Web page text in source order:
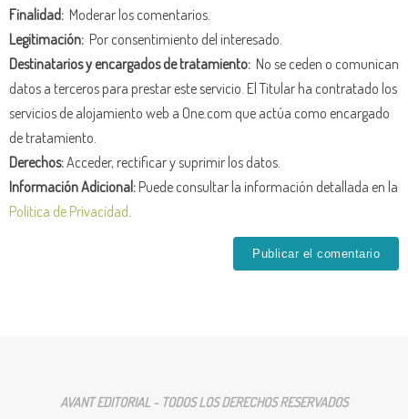
Finalidad: Moderar los comentarios.
Legitimación: Por consentimiento del interesado.
Destinatarios y encargados de tratamiento: No se ceden o comunican
datos a terceros para prestar este servicio. El Titular ha contratado los
servicios de alojamiento web a One.com que actúa como encargado
de tratamiento.
Derechos:Acceder, rectificar y suprimir los datos.
Información Adicional:Puede consultar la información detallada en la
Política de Privacidad
AVANT EDITORIAL - TODOS LOS DERECHOS RESERVADOS